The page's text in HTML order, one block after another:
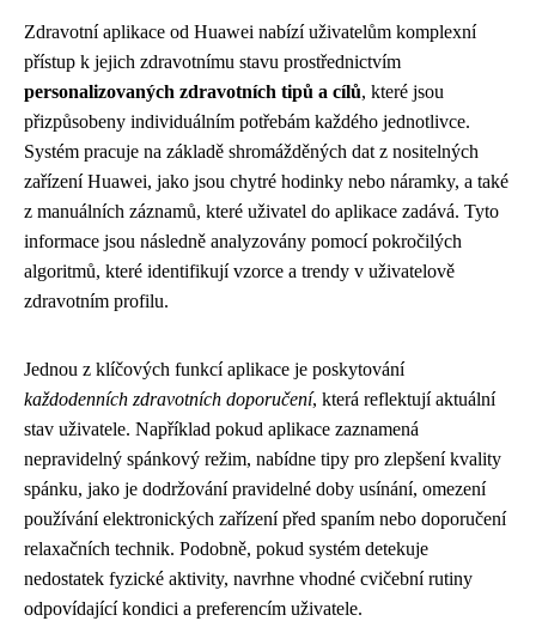
Zdravotní aplikace od Huawei nabízí uživatelům komplexní
přístup k jejich zdravotnímu stavu prostřednictvím
personalizovaných zdravotních tipů a cílů, které jsou
přizpůsobeny individuálním potřebám každého jednotlivce.
Systém pracuje na základě shromážděných dat z nositelných
zařízení Huawei, jako jsou chytré hodinky nebo náramky, a také
z manuálních záznamů, které uživatel do aplikace zadává. Tyto
informace jsou následně analyzovány pomocí pokročilých
algoritmů, které identifikují vzorce a trendy v uživatelově
zdravotním profilu.
Jednou z klíčových funkcí aplikace je poskytování
každodenních zdravotních doporučení, která reflektují aktuální
stav uživatele. Například pokud aplikace zaznamená
nepravidelný spánkový režim, nabídne tipy pro zlepšení kvality
spánku, jako je dodržování pravidelné doby usínání, omezení
používání elektronických zařízení před spaním nebo doporučení
relaxačních technik. Podobně, pokud systém detekuje
nedostatek fyzické aktivity, navrhne vhodné cvičební rutiny
odpovídající kondici a preferencím uživatele.